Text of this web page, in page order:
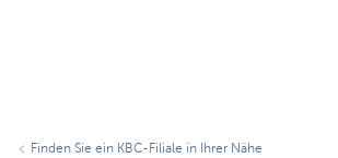
Finden Sie ein KBC-Filiale in Ihrer Nähe